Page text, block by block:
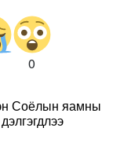
0
Соёлын яамны